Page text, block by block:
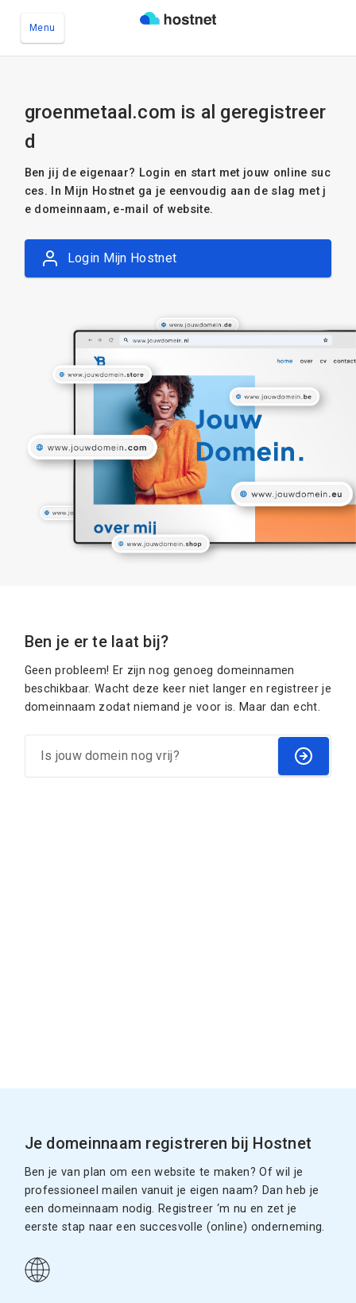
Menu
groenmetaal.com is al geregistreer
d
Ben jij de eigenaar? Login en start met jouw online suc
ces. In Mijn Hostnet ga je eenvoudig aan de slag met j
e domeinnaam, e-mail of website.
Login Mijn Hostnet
Ben je er te laat bij?
Geen probleem! Er zijn nog genoeg domeinnamen
beschikbaar. Wacht deze keer niet langer en registreer je
domeinnaam zodat niemand je voor is. Maar dan echt.
Je domeinnaam registreren bij Hostnet
Ben je van plan om een website te maken? Of wil je
professioneel mailen vanuit je eigen naam? Dan heb je
een domeinnaam nodig. Registreer ‘m nu en zet je
eerste stap naar een succesvolle (online) onderneming.